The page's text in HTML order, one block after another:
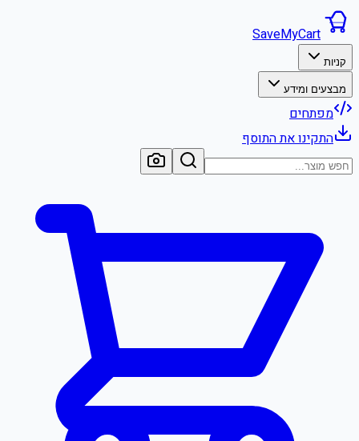
SaveMyCart
קניות
מבצעים ומידע
מפתחים
התקינו את התוסף